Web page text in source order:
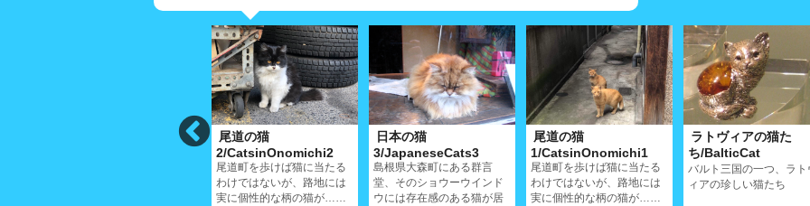
尾道の猫
2/CatsinOnomichi2
尾道町を歩けば猫に当たる
わけではないが、路地には
実に個性的な柄の猫が……
日本の猫
3/JapaneseCats3
島根県大森町にある群言
堂、そのショウーウインド
ウには存在感のある猫が居
尾道の猫
1/CatsinOnomichi1
尾道町を歩けば猫に当たる
わけではないが、路地には
実に個性的な柄の猫が……
ラトヴィアの猫た
ち/BalticCat
バルト三国の一つ、ラト
ィアの珍しい猫たち